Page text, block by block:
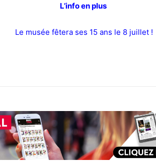
L’info en plus
Le musée fêtera ses 15 ans le 8 juillet !